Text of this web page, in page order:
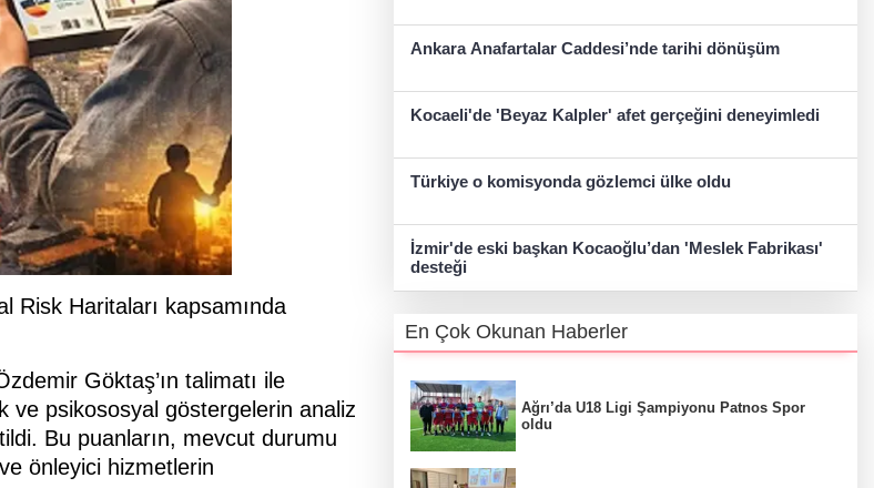
Risk Haritaları kapsamında
Göktaş’ın talimatı ile
ve psikososyal göstergelerin analiz
Bu puanların, mevcut durumu
önleyici hizmetlerin
Ankara Anafartalar Caddesi’nde tarihi dönüşüm
Kocaeli'de 'Beyaz Kalpler' afet gerçeğini deneyimledi
Türkiye o komisyonda gözlemci ülke oldu
İzmir'de eski başkan Kocaoğlu’dan 'Meslek Fabrikası'
desteği
En Çok Okunan Haberler
Ağrı’da U18 Ligi Şampiyonu Patnos Spor
oldu